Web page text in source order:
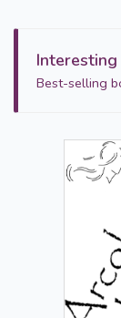
Best-selling